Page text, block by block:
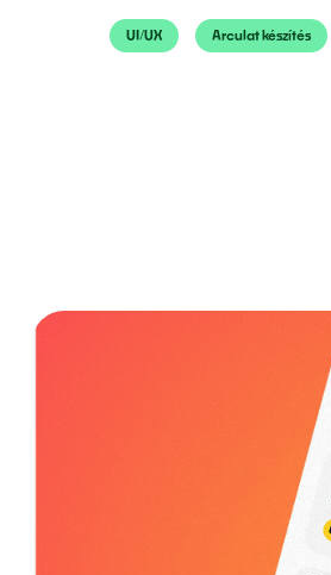
UI/UX Arculat készítés